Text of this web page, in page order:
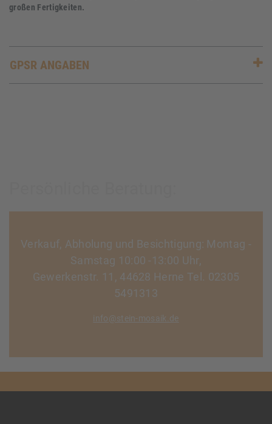
großen Fertigkeiten.
GPSR ANGABEN
Verkauf, Abholung und Besichtigung: Montag -
Samstag 10:00 -13:00 Uhr,
Gewerkenstr. 11, 44628 Herne Tel. 02305
5491313
info@stein-mosaik.de